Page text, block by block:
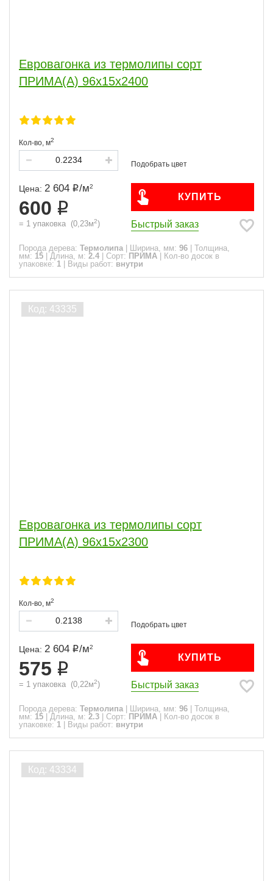
Евровагонка из термолипы сорт
ПРИМА(А) 96x15x2400
Кол-во, м2
Цена: 2 604 /м2
600
= 1 упаковка (0,23м2)
КУПИТЬ
Быстрый заказ
Порода дерева: Термолипа Ширина, мм: 96
Толщина,
мм: 15 Длина, м: 2.4 Сорт: ПРИМА
Кол-во досок в
упаковке: 1 Виды работ: внутри
Евровагонка из термолипы сорт
ПРИМА(А) 96x15x2300
Кол-во, м2
Цена: 2 604 /м2
575
= 1 упаковка (0,22м2)
КУПИТЬ
Быстрый заказ
Порода дерева: Термолипа Ширина, мм: 96
Толщина,
мм: 15 Длина, м: 2.3 Сорт: ПРИМА
Кол-во досок в
упаковке: 1 Виды работ: внутри